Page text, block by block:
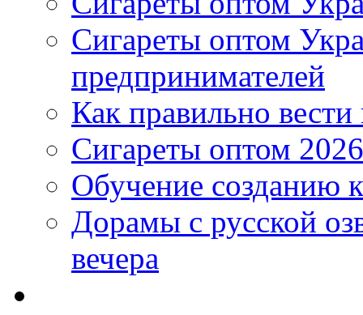
Сигареты оптом
предпринимателей
Как правильно
Сигареты оптом
Обучение созданию
Дорамы с русской
вечера